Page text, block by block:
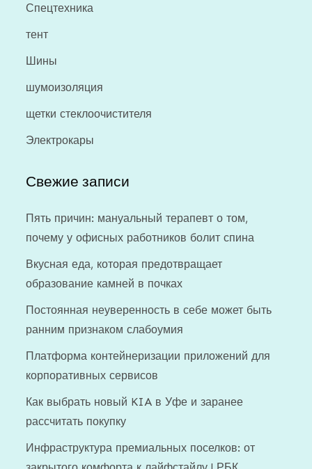
Спецтехника
тент
Шины
шумоизоляция
щетки стеклоочистителя
Электрокары
Свежие записи
Пять причин: мануальный терапевт о том,
почему у офисных работников болит спина
Вкусная еда, которая предотвращает
образование камней в почках
Постоянная неуверенность в себе может быть
ранним признаком слабоумия
Платформа контейнеризации приложений для
корпоративных сервисов
Как выбрать новый KIA в Уфе и заранее
рассчитать покупку
Инфраструктура премиальных поселков: от